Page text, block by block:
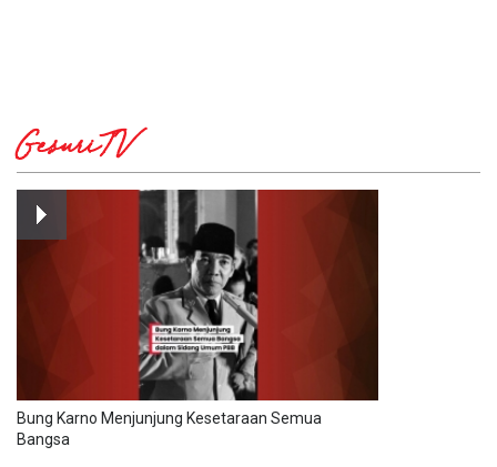
GesuriTV
Bung Karno Menjunjung Kesetaraan Semua
Bangsa